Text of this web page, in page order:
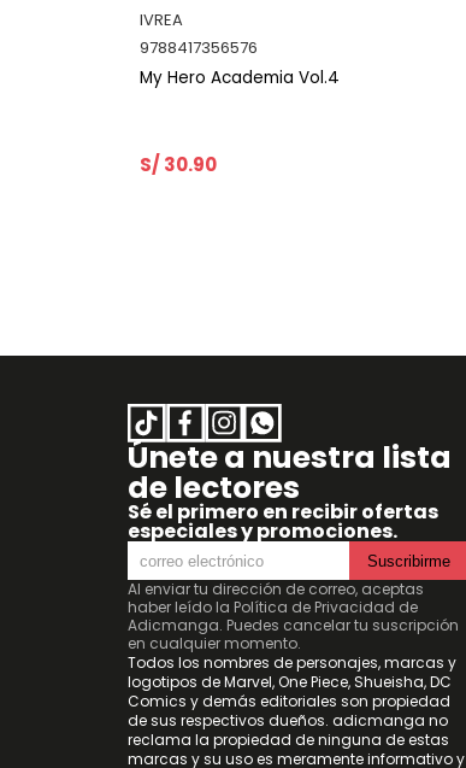
Únete a nuestra lista
de lectores
Sé el primero en recibir ofertas
especiales y promociones.
Suscribirme
Al enviar tu dirección de correo, aceptas
haber leído la Política de Privacidad de
Adicmanga. Puedes cancelar tu suscripción
en cualquier momento.
Todos los nombres de personajes, marcas y
logotipos de Marvel, One Piece, Shueisha, DC
Comics y demás editoriales son propiedad
de sus respectivos dueños. adicmanga no
reclama la propiedad de ninguna de estas
marcas y su uso es meramente informativo y